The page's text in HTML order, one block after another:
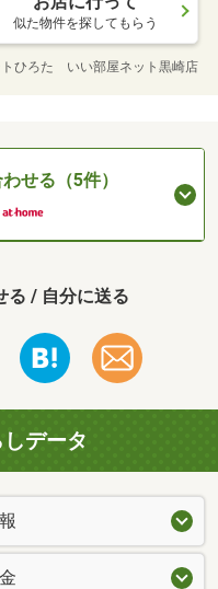
似た物件を探してもらう
ひろた いい部屋ネット黒崎店
せる（5件）
る / 自分に送る
データ